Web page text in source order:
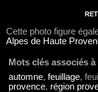
Cette photo figure
Alpes de Haute
Mots clés associés
automne, feuillage,
provence, région